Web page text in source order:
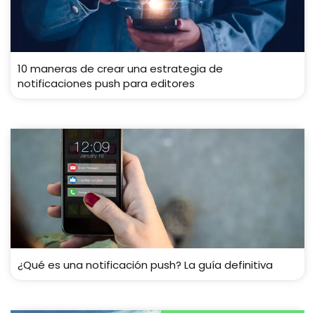
10 maneras de crear una estrategia de
notificaciones push para editores
¿Qué es una notificación push? La guía definitiva